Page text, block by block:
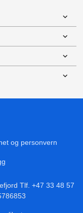
og personvern
Tlf. +47 33 48 57